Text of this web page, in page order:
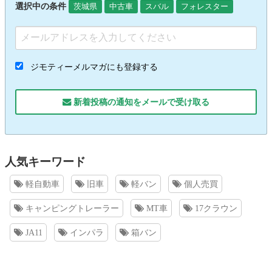
選択中の条件 茨城県 中古車 スバル フォレスター
ジモティーメルマガにも登録する
新着投稿の通知をメールで受け取る
人気キーワード
軽自動車 旧車 軽バン 個人売買
キャンピングトレーラー MT車 17クラウン
JA11 インパラ 箱バン